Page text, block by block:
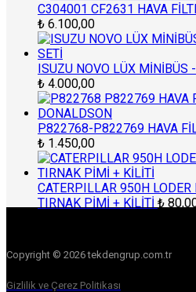
C304001 CF2631 HAVA
₺ 6.100,00
ISUZU NOVO LÜX MİNİBÜS
₺ 4.000,00
P822768-P822769 HAVA
₺ 1.450,00
CATERPILLAR 950H
TIRNAK PİMİ + KİLİTİ ₺
Copyright © 2026 tekdengrup.com.tr
Gizlilik ve Çerez Politikası